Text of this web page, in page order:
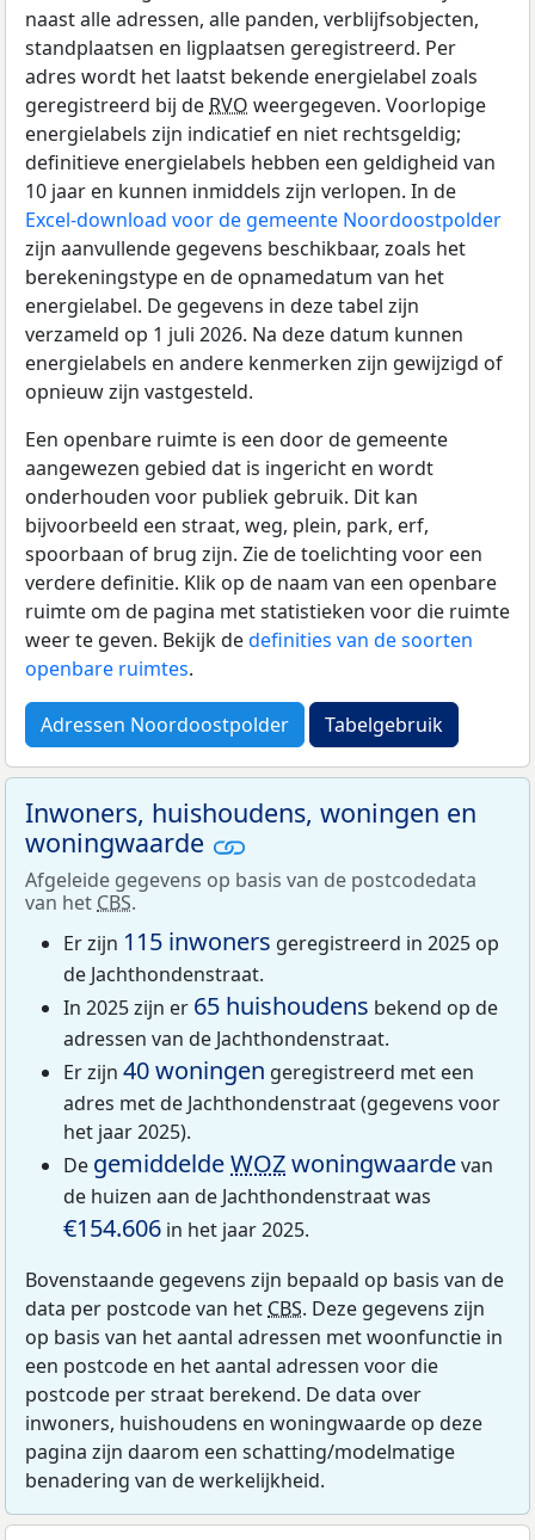
naast alle adressen, alle panden, verblijfsobjecten,
standplaatsen en ligplaatsen geregistreerd. Per
adres wordt het laatst bekende energielabel zoals
geregistreerd bij de RVO weergegeven. Voorlopige
energielabels zijn indicatief en niet rechtsgeldig;
definitieve energielabels hebben een geldigheid van
10 jaar en kunnen inmiddels zijn verlopen. In de
Excel-download voor de gemeente Noordoostpolder
zijn aanvullende gegevens beschikbaar, zoals het
berekeningstype en de opnamedatum van het
energielabel. De gegevens in deze tabel zijn
verzameld op 1 juli 2026. Na deze datum kunnen
energielabels en andere kenmerken zijn gewijzigd of
opnieuw zijn vastgesteld.
Een openbare ruimte is een door de gemeente
aangewezen gebied dat is ingericht en wordt
onderhouden voor publiek gebruik. Dit kan
bijvoorbeeld een straat, weg, plein, park, erf,
spoorbaan of brug zijn. Zie de toelichting voor een
verdere definitie. Klik op de naam van een openbare
ruimte om de pagina met statistieken voor die ruimte
weer te geven. Bekijk dedefinities van de soorten
openbare ruimtes.
Adressen Noordoostpolder Tabelgebruik
Inwoners, huishoudens, woningen en
woningwaarde
Afgeleide gegevens op basis van de postcodedata
van het CBS.
Er zijn 115 inwoners geregistreerd in 2025 op
de Jachthondenstraat.
In 2025 zijn er 65 huishoudens bekend op de
adressen van de Jachthondenstraat.
Er zijn 40 woningen geregistreerd met een
adres met de Jachthondenstraat (gegevens voor
het jaar 2025).
De gemiddeldeWOZwoningwaardevan
de huizen aan de Jachthondenstraat was
€154.606 in het jaar 2025.
Bovenstaande gegevens zijn bepaald op basis van de
data per postcode van het CBS. Deze gegevens zijn
op basis van het aantal adressen met woonfunctie in
een postcode en het aantal adressen voor die
postcode per straat berekend. De data over
inwoners, huishoudens en woningwaarde op deze
pagina zijn daarom een schatting/modelmatige
benadering van de werkelijkheid.